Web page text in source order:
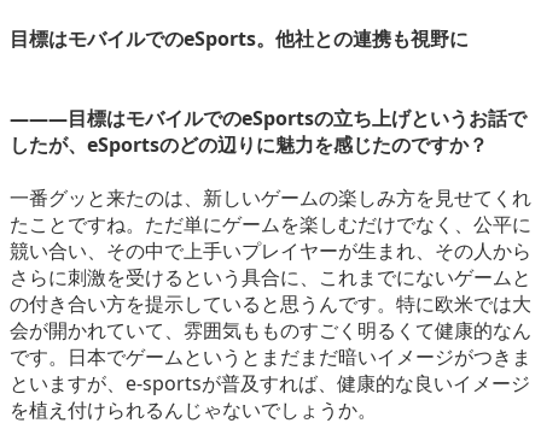
目標はモバイルでのeSports。他社との連携も視野に
―――目標はモバイルでのeSportsの立ち上げというお話で
したが、eSportsのどの辺りに魅力を感じたのですか？
一番グッと来たのは、新しいゲームの楽しみ方を見せてくれ
たことですね。ただ単にゲームを楽しむだけでなく、公平に
競い合い、その中で上手いプレイヤーが生まれ、その人から
さらに刺激を受けるという具合に、これまでにないゲームと
の付き合い方を提示していると思うんです。特に欧米では大
会が開かれていて、雰囲気もものすごく明るくて健康的なん
です。日本でゲームというとまだまだ暗いイメージがつきま
といますが、e-sportsが普及すれば、健康的な良いイメージ
を植え付けられるんじゃないでしょうか。